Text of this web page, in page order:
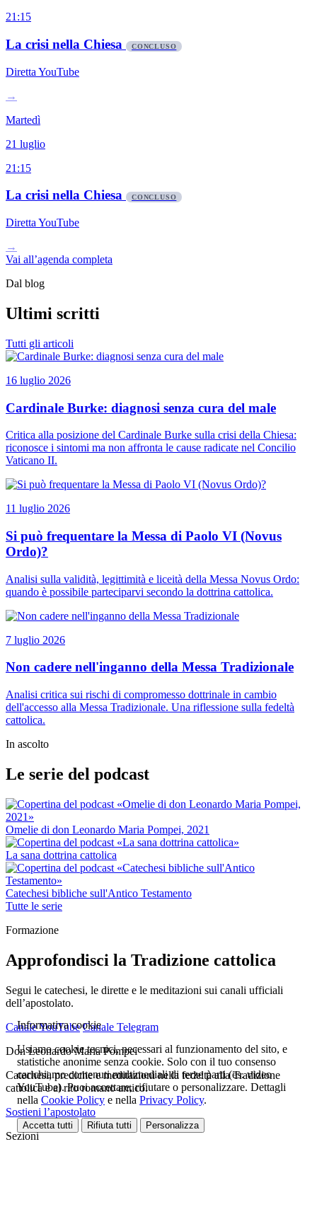
21:15
La crisi nella Chiesa CONCLUSO
Diretta YouTube
→
Martedì
21 luglio
21:15
La crisi nella Chiesa CONCLUSO
Diretta YouTube
→
Vai all’agenda completa
Dal blog
Ultimi scritti
Tutti gli articoli
16 luglio 2026
Cardinale Burke: diagnosi senza cura del male
Critica alla posizione del Cardinale Burke sulla crisi della Chiesa:
riconosce i sintomi ma non affronta le cause radicate nel Concilio
Vaticano II.
11 luglio 2026
Si può frequentare la Messa di Paolo VI (Novus
Ordo)?
Analisi sulla validità, legittimità e liceità della Messa Novus Ordo:
quando è possibile parteciparvi secondo la dottrina cattolica.
7 luglio 2026
Non cadere nell'inganno della Messa Tradizionale
Analisi critica sui rischi di compromesso dottrinale in cambio
dell'accesso alla Messa Tradizionale. Una riflessione sulla fedeltà
cattolica.
In ascolto
Le serie del podcast
Omelie di don Leonardo Maria Pompei, 2021
La sana dottrina cattolica
Catechesi bibliche sull'Antico Testamento
Tutte le serie
Formazione
Approfondisci la Tradizione cattolica
Segui le catechesi, le dirette e le meditazioni sui canali ufficiali
dell’apostolato.
Canale YouTube Canale Telegram
Don Leonardo Maria Pompei
Catechesi, prediche e meditazioni nella fedeltà alla Tradizione
cattolica e al rito romano antico.
Sostieni l’apostolato
Sezioni
Informativa cookie
Usiamo cookie tecnici, necessari al funzionamento del sito, e
statistiche anonime senza cookie. Solo con il tuo consenso
carichiamo contenuti multimediali di terze parti (es. video
YouTube). Puoi accettare, rifiutare o personalizzare. Dettagli
nella Cookie Policy e nella Privacy Policy.
Accetta tutti Rifiuta tutti Personalizza